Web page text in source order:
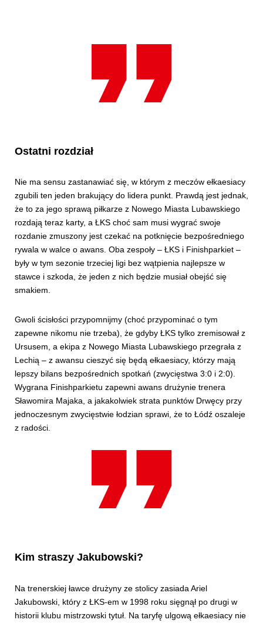
Ostatni rozdział
Nie ma sensu zastanawiać się, w którym z meczów ełkaesiacy
zgubili ten jeden brakujący do lidera punkt. Prawdą jest jednak,
że to za jego sprawą piłkarze z Nowego Miasta Lubawskiego
rozdają teraz karty, a ŁKS choć sam musi wygrać swoje
rozdanie zmuszony jest czekać na potknięcie bezpośredniego
rywala w walce o awans. Oba zespoły – ŁKS i Finishparkiet –
były w tym sezonie trzeciej ligi bez wątpienia najlepsze w
stawce i szkoda, że jeden z nich będzie musiał obejść się
smakiem.
Gwoli ścisłości przypomnijmy (choć przypominać o tym
zapewne nikomu nie trzeba), że gdyby ŁKS tylko zremisował z
Ursusem, a ekipa z Nowego Miasta Lubawskiego przegrała z
Lechią – z awansu cieszyć się będą ełkaesiacy, którzy mają
lepszy bilans bezpośrednich spotkań (zwycięstwa 3:0 i 2:0).
Wygrana Finishparkietu zapewni awans drużynie trenera
Sławomira Majaka, a jakakolwiek strata punktów Drwęcy przy
jednoczesnym zwycięstwie łodzian sprawi, że to Łódź oszaleje
z radości.
Kim straszy Jakubowski?
Na trenerskiej ławce drużyny ze stolicy zasiada Ariel
Jakubowski, który z ŁKS-em w 1998 roku sięgnął po drugi w
historii klubu mistrzowski tytuł. Na taryfę ulgową ełkaesiacy nie